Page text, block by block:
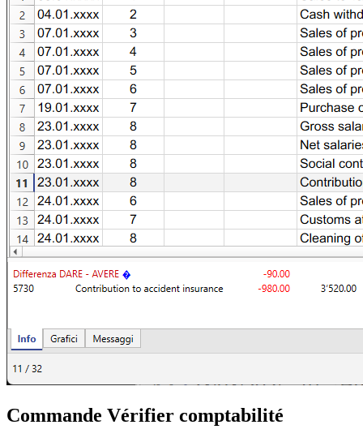
Commande Vérifier comptabilité